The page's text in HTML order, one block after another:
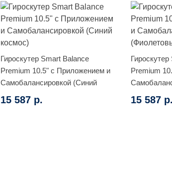
Гироскутер Smart Balance
Premium 10.5" с Приложением и
Самобалансировкой (Синий
космос)
15 587 р.
Premium
15 587